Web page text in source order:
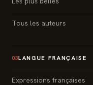
Tous les auteurs
03LANGUE FRANÇAISE
Expressions françaises